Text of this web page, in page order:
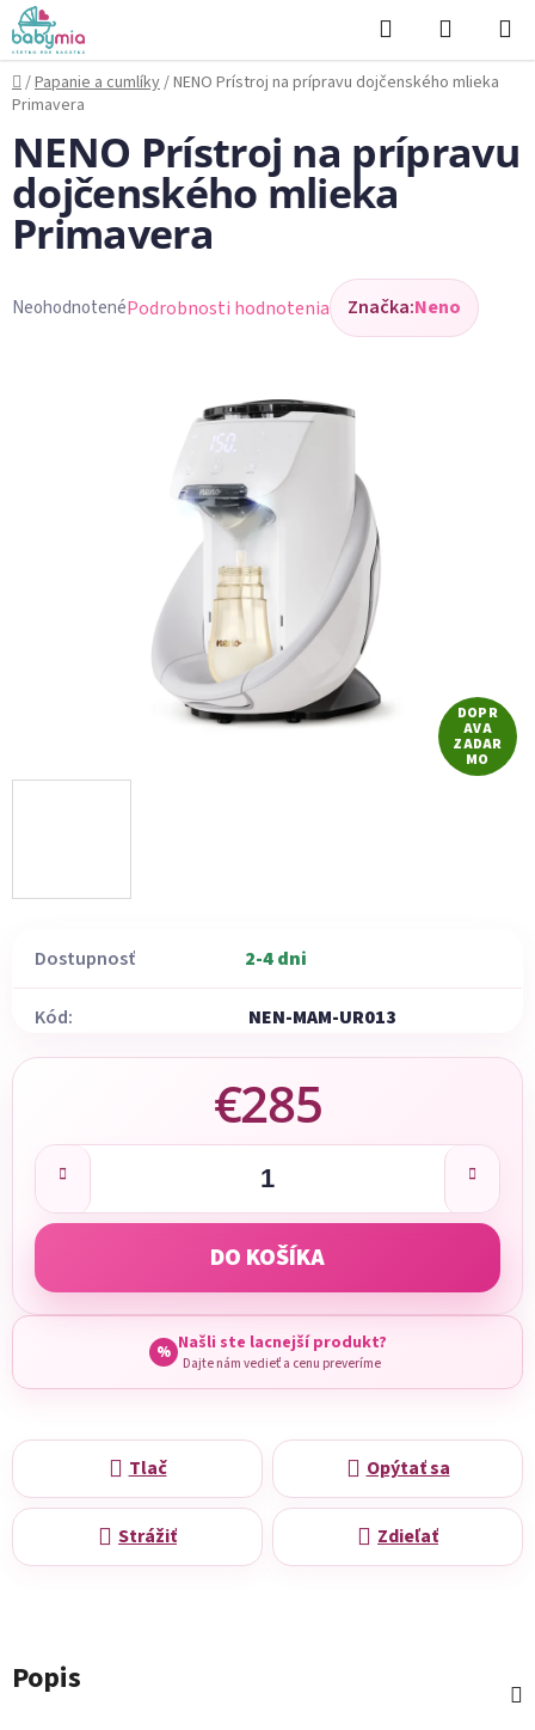
Prejsť
na
obsah
Hľadať
KOŠÍK
Domov
/Papanie a cumlíky/NENO Prístroj na prípravu dojčenského mlieka
Primavera
Dostupnosť 2-4 dni
Kód: NEN-MAM-UR013
€285
Jednotková cena:
DO KOŠÍKA
% Našli ste lacnejší produkt?
Dajte nám vedieť a cenu preveríme
Tlač Opýtať sa
Strážiť Zdieľať
NENO Prístroj na prípravu
dojčenského mlieka
Primavera
Priemerné
NeohodnotenéPodrobnosti hodnotenia Značka:Neno
DOPR
AVA
ZADAR
MO
Popis